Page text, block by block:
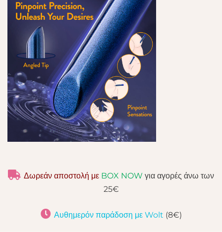
Δωρεάν αποστολή με BOX NOW για αγορές άνω των
25€
Αυθημερόν παράδοση με Wolt (8€)